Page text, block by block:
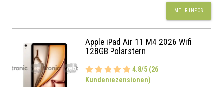
MEHR INFOS
Apple iPad Air 11 M4 2026 Wifi
128GB Polarstern
4.8/5 (26
Kundenrezensionen)